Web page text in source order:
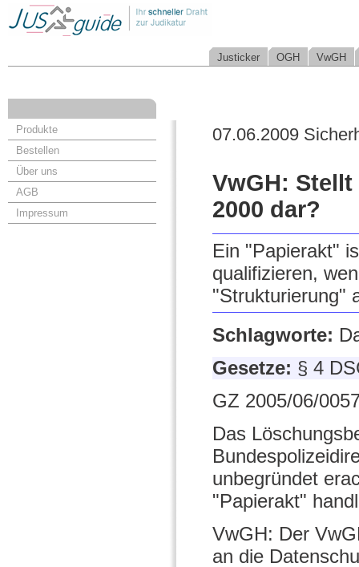
Justicker OGH VwGH
Produkte
Bestellen
Über uns
AGB
Impressum
07.06.2009
VwGH: Stellt
2000 dar?
Ein "Papierakt"
qualifizieren,
"Strukturierung"
Schlagworte:
Gesetze: § 4
GZ 2005/06/
Das
unbegründet
"Papierakt"
VwGH: Der
an die